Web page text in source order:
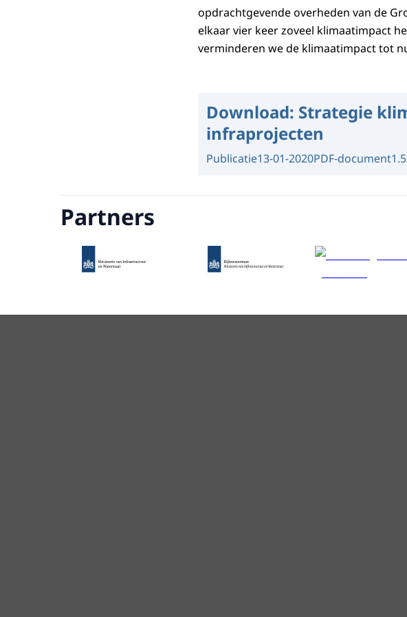
opdrachtgevende overheden van de
elkaar vier keer zoveel klimaatimpact
verminderen we de klimaatimpact tot
Download: Strategie
infraprojecten
Publicatie13-01-2020PDF-document
Partners